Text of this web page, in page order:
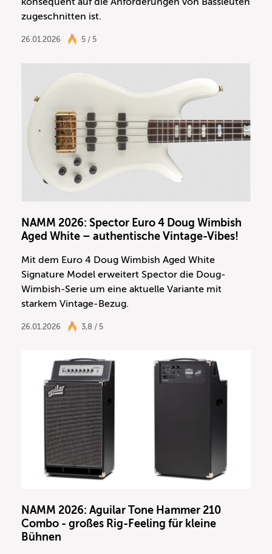
zugeschnitten ist.
26.01.2026 5 / 5
NAMM 2026: Spector Euro 4 Doug Wimbish
Aged White – authentische Vintage-Vibes!
Mit dem Euro 4 Doug Wimbish Aged White
Signature Model erweitert Spector die Doug-
Wimbish-Serie um eine aktuelle Variante mit
starkem Vintage-Bezug.
26.01.2026 3,8 / 5
NAMM 2026: Aguilar Tone Hammer 210
Combo - großes Rig-Feeling für kleine
Bühnen